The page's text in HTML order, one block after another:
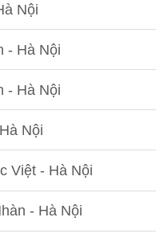
Nội
- Hà Nội
- Hà Nội
Nội
Việt - Hà Nội
- Hà Nội